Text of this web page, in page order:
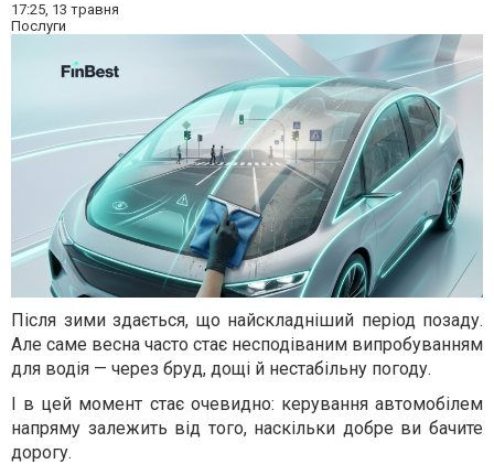
17:25, 13 травня
Послуги
Після зими здається, що найскладніший період позаду.
Але саме весна часто стає несподіваним випробуванням
для водія — через бруд, дощі й нестабільну погоду.
І в цей момент стає очевидно: керування автомобілем
напряму залежить від того, наскільки добре ви бачите
дорогу.